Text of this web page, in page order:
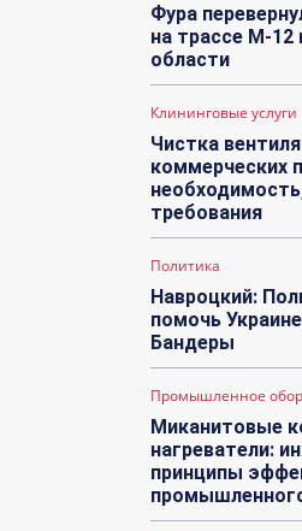
Фура
на трассе М-
области
Клининговые услуги
Чистка
коммерческих
требования
Политика
Навроцкий:
помочь
Бандеры
Промышленное
Миканитовые
нагреватели:
принципы